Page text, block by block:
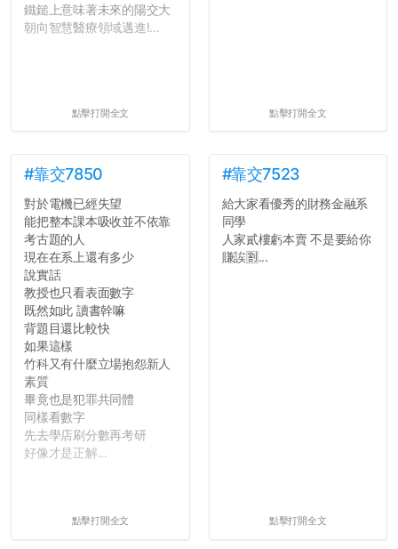
鐵鎚上意味著未來的陽交大
朝向智慧醫療領域邁進!...
點擊打開全文 點擊打開全文
#靠交7850
對於電機已經失望
能把整本課本吸收並不依靠
考古題的人
現在在系上還有多少
說實話
教授也只看表面數字
既然如此 讀書幹嘛
背題目還比較快
如果這樣
竹科又有什麼立場抱怨新人
素質
畢竟也是犯罪共同體
同樣看數字
先去學店刷分數再考研
好像才是正解...
點擊打開全文
#靠交7523
給大家看優秀的財務金融系
同學
人家貳樓虧本賣 不是要給你
賺誒🈹...
點擊打開全文